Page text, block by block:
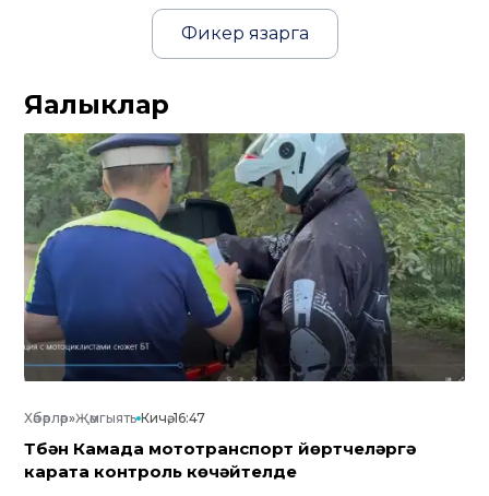
Фикер язарга
Яңалыклар
Хәбәрләр»Җәмгыять Кичә, 16:47
Түбән Камада мототранспорт йөртүчеләргә
карата контроль көчәйтелде